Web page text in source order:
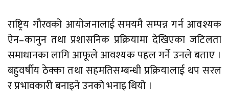
राष्ट्रिय गौरवको आयोजनालाई समयमै सम्पन्न गर्न आवश्यक
ऐन–कानुन तथा प्रशासनिक प्रक्रियामा देखिएका जटिलता
समाधानका लागि आफूले आवश्यक पहल गर्ने उनले बताए ।
बहुवर्षीय ठेक्का तथा सहमतिसम्बन्धी प्रक्रियालाई थप सरल
र प्रभावकारी बनाइने उनको भनाइ थियो ।